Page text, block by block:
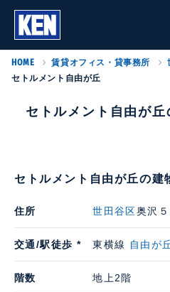
HOME 賃貸オフィス・貸事務所
セトルメント自由が丘
セトルメント自由が
セトルメント自由が丘の建
住所 世田谷区奥沢
交通/駅徒歩 * 東横線 自由が
階数 地上2階